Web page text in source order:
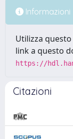
Informazioni
Utilizza
link a questo
https://
Citazioni